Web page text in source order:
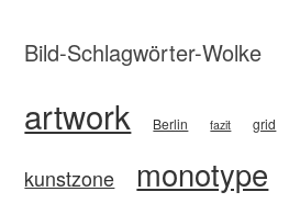
Bild-Schlagwörter-Wolke
artwork Berlin fazit grid
kunstzone
monotype